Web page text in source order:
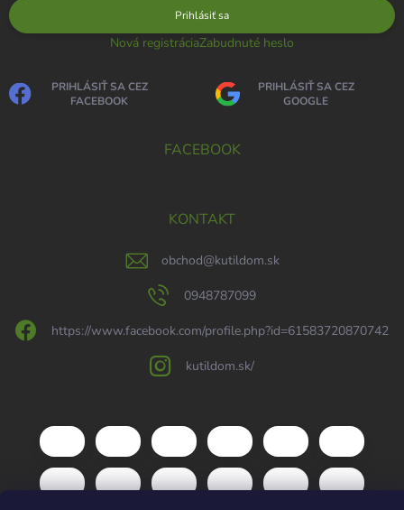
Prihlásiť sa
Nová registráciaZabudnuté heslo
PRIHLÁSIŤ SA CEZ
FACEBOOK
PRIHLÁSIŤ SA CEZ
GOOGLE
FACEBOOK
KONTAKT
obchod@kutildom.sk
0948787099
https://www.facebook.com/profile.php?id=61583720870742
kutildom.sk/